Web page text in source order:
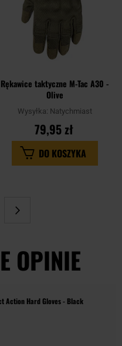
Rękawice taktyczne M-Tac A30 -
Olive
Wysyłka: Natychmiast
79,95 zł
DO KOSZYKA
Strona
Następne
OPINIE
Action Hard Gloves - Black